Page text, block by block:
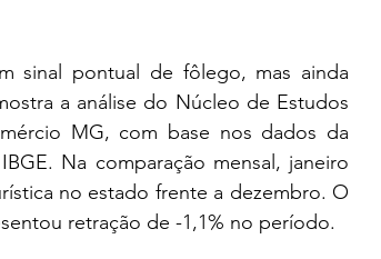
sinal pontual de fôlego, mas ainda
a análise do Núcleo de Estudos
MG, com base nos dados da
Na comparação mensal, janeiro
no estado frente a dezembro. O
retração de -1,1% no período.